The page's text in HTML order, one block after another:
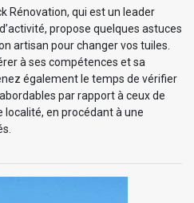
Rénovation, qui est un leader
propose quelques astuces
artisan pour changer vos tuiles.
à ses compétences et sa
également le temps de vérifier
par rapport à ceux de
en procédant à une